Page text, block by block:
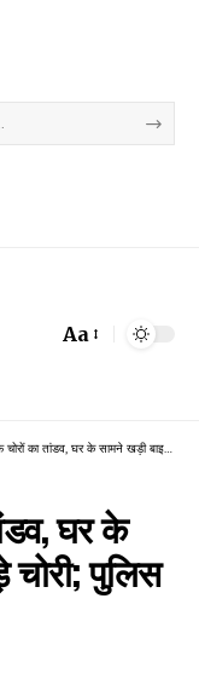
Font
Aa
घर के सामने खड़ी बाइक दिनदहाड़े चोरी; पुलिस खंगाल रही CCTV
घर के
पुलिस